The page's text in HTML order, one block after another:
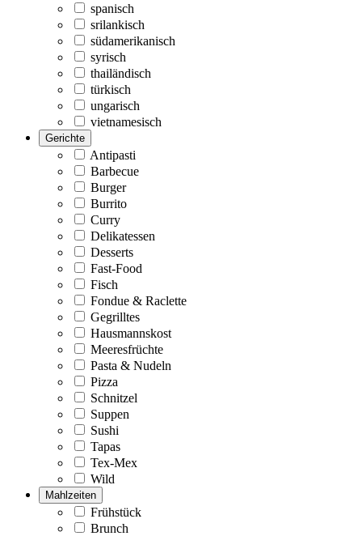
spanisch
srilankisch
südamerikanisch
syrisch
thailändisch
türkisch
ungarisch
vietnamesisch
Gerichte
Antipasti
Barbecue
Burger
Burrito
Curry
Delikatessen
Desserts
Fast-Food
Fisch
Fondue & Raclette
Gegrilltes
Hausmannskost
Meeresfrüchte
Pasta & Nudeln
Pizza
Schnitzel
Suppen
Sushi
Tapas
Tex-Mex
Wild
Mahlzeiten
Frühstück
Brunch